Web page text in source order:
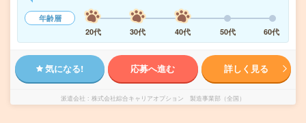
年齢層
20代
30代 40代 50代 60代
気になる! 応募へ進む 詳しく見る
派遣会社 株式会社綜合キャリアオプション 製造事業部（全国）